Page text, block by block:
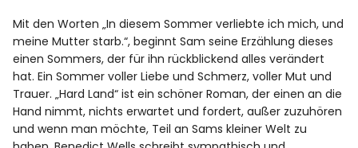
Mit den Worten „In diesem Sommer verliebte ich mich, und
meine Mutter starb.“, beginnt Sam seine Erzählung dieses
einen Sommers, der für ihn rückblickend alles verändert
hat. Ein Sommer voller Liebe und Schmerz, voller Mut und
Trauer. „Hard Land“ ist ein schöner Roman, der einen an die
Hand nimmt, nichts erwartet und fordert, außer zuzuhören
und wenn man möchte, Teil an Sams kleiner Welt zu